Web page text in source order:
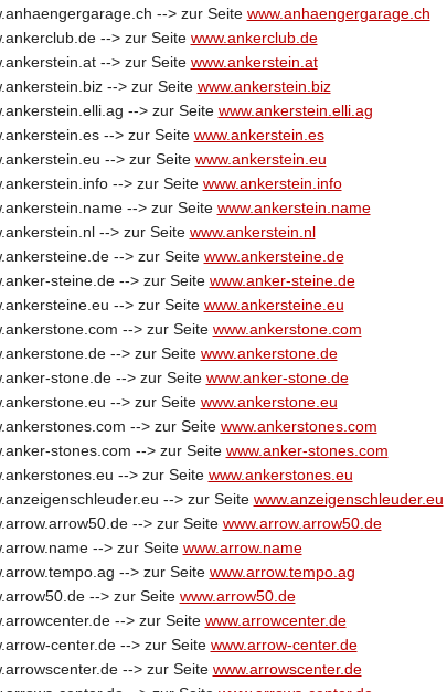
--> zur Seite www.anhaengergarage.ch
--> zur Seite www.ankerclub.de
--> zur Seite www.ankerstein.at
--> zur Seite www.ankerstein.biz
--> zur Seite www.ankerstein.elli.ag
--> zur Seite www.ankerstein.es
--> zur Seite www.ankerstein.eu
--> zur Seite www.ankerstein.info
--> zur Seite www.ankerstein.name
--> zur Seite www.ankerstein.nl
--> zur Seite www.ankersteine.de
steine.de --> zur Seite www.anker-steine.de
--> zur Seite www.ankersteine.eu
--> zur Seite www.ankerstone.com
--> zur Seite www.ankerstone.de
stone.de --> zur Seite www.anker-stone.de
--> zur Seite www.ankerstone.eu
--> zur Seite www.ankerstones.com
stones.com --> zur Seite www.anker-stones.com
--> zur Seite www.ankerstones.eu
--> zur Seite www.anzeigenschleuder.eu
--> zur Seite www.arrow.arrow50.de
--> zur Seite www.arrow.name
--> zur Seite www.arrow.tempo.ag
--> zur Seite www.arrow50.de
--> zur Seite www.arrowcenter.de
center.de --> zur Seite www.arrow-center.de
--> zur Seite www.arrowscenter.de